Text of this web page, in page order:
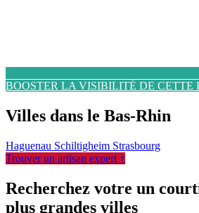
BOOSTER LA VISIBILITÉ DE CETTE
Villes dans le Bas-Rhin
Haguenau Schiltigheim Strasbourg
Trouver un artisan expert ↑
Recherchez votre un
plus grandes villes